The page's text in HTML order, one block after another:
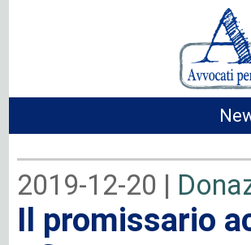
2019-12-20 |
Il promissario